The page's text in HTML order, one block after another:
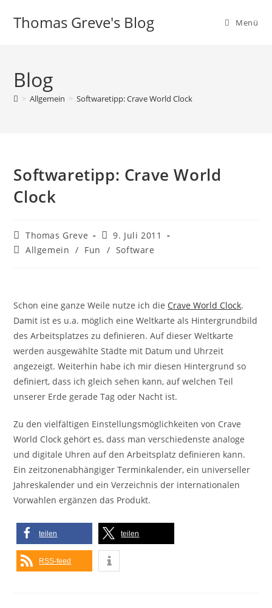
InhaltThomas Greve's Blog Menü
Blog
> Allgemein > Softwaretipp: Crave World Clock
Softwaretipp: Crave World
Clock
Beitrags-
Autor:
Thomas Greve
Beitrag
veröffentlicht:
9. Juli 2011
Beitrags-
Allgemein / Fun / Software
Schon eine ganze Weile nutze ich die Crave World Clock.
Damit ist es u.a. möglich eine Weltkarte als Hintergrundbild
des Arbeitsplatzes zu definieren. Auf dieser Weltkarte
werden ausgewählte Städte mit Datum und Uhrzeit
angezeigt. Weiterhin habe ich mir diesen Hintergrund so
definiert, dass ich gleich sehen kann, auf welchen Teil
unserer Erde gerade Tag oder Nacht ist.
Zu den vielfältigen Einstellungsmöglichkeiten von Crave
World Clock gehört es, dass man verschiedenste analoge
und digitale Uhren auf den Arbeitsplatz definieren kann.
Ein zeitzonenabhängiger Terminkalender, ein universeller
Jahreskalender und ein Verzeichnis der internationalen
Vorwahlen ergänzen das Produkt.
teilen teilen
RSS-feed